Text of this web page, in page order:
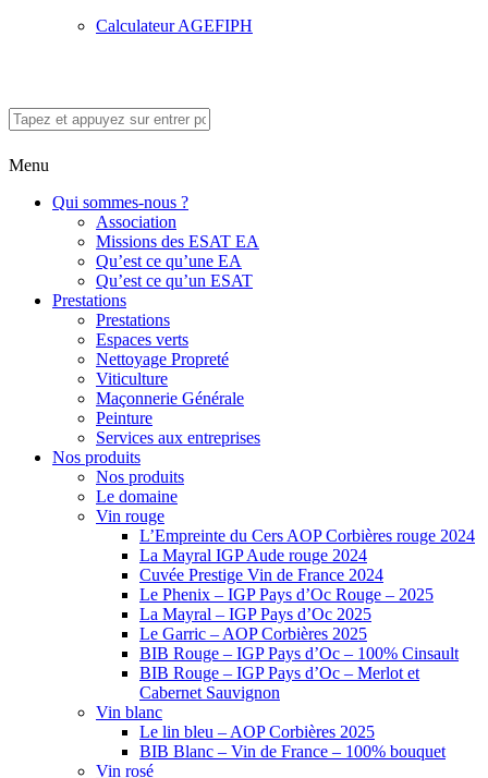
Calculateur AGEFIPH
Menu
Qui sommes-nous ?
Association
Missions des ESAT EA
Qu’est ce qu’une EA
Qu’est ce qu’un ESAT
Prestations
Prestations
Espaces verts
Nettoyage Propreté
Viticulture
Maçonnerie Générale
Peinture
Services aux entreprises
Nos produits
Nos produits
Le domaine
Vin rouge
L’Empreinte du Cers AOP Corbières rouge 2024
La Mayral IGP Aude rouge 2024
Cuvée Prestige Vin de France 2024
Le Phenix – IGP Pays d’Oc Rouge – 2025
La Mayral – IGP Pays d’Oc 2025
Le Garric – AOP Corbières 2025
BIB Rouge – IGP Pays d’Oc – 100% Cinsault
BIB Rouge – IGP Pays d’Oc – Merlot et
Cabernet Sauvignon
Vin blanc
Le lin bleu – AOP Corbières 2025
BIB Blanc – Vin de France – 100% bouquet
Vin rosé